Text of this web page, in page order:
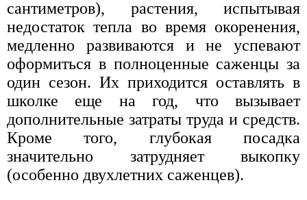
сантиметров), растения, испытывая
недостаток тепла во время окоренения,
медленно развиваются и не успевают
оформиться в полноценные саженцы за
один сезон. Их приходится оставлять в
школке еще на год, что вызывает
дополнительные затраты труда и средств.
Кроме того, глубокая посадка
значительно затрудняет выкопку
(особенно двухлетних саженцев).